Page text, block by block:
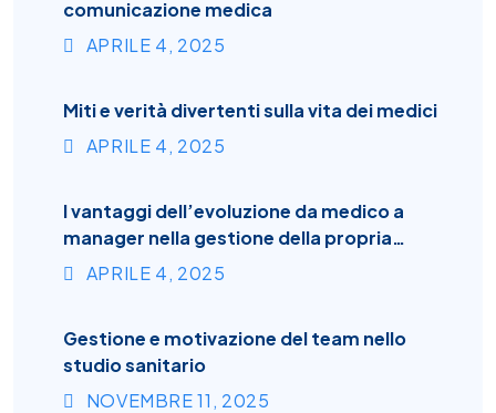
comunicazione medica
APRILE 4, 2025
Miti e verità divertenti sulla vita dei medici
APRILE 4, 2025
I vantaggi dell’evoluzione da medico a
manager nella gestione della propria
attività
APRILE 4, 2025
Gestione e motivazione del team nello
studio sanitario
NOVEMBRE11 , 2025